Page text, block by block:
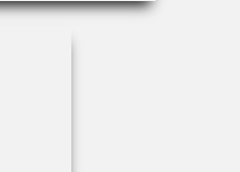
Ref. 231091
€